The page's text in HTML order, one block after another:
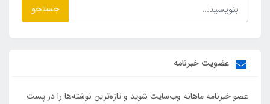
جستجو
عضویت خبرنامه
عضو خبرنامه ماهانه وب‌سایت شوید و تازه‌ترین نوشته‌ها را در پست